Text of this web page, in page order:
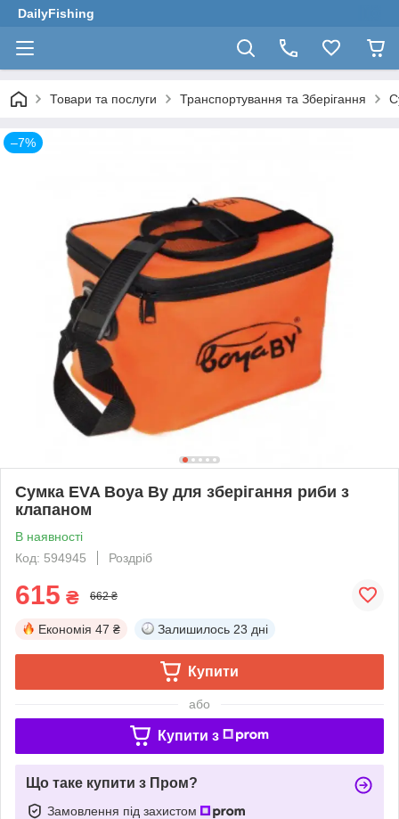
DailyFishing
Товари та послуги Транспортування та Зберігання
–7%
Сумка EVA Boya By для зберігання риби з
клапаном
В наявності
Код: 594945
Роздріб
615 ₴ 662 ₴
Економія 47 ₴ Залишилось 23 дні
Купити
або
Купити з
Що таке купити з Пром?
Замовлення під захистом